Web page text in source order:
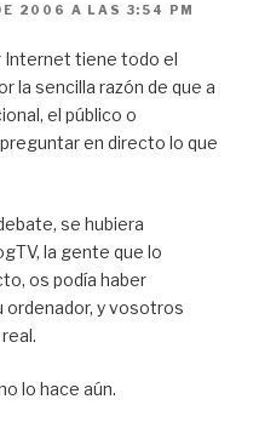
2006 A LAS 3:54 PM
Internet tiene todo el
la sencilla razón de que a
el público o
en directo lo que
se hubiera
la gente que lo
os podía haber
y vosotros
lo hace aún.